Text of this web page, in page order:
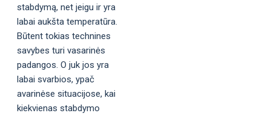
stabdymą, net jeigu ir yra
labai aukšta temperatūra.
Būtent tokias technines
savybes turi vasarinės
padangos. O juk jos yra
labai svarbios, ypač
avarinėse situacijose, kai
kiekvienas stabdymo